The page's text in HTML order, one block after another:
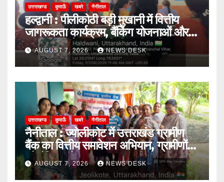
उत्तराखण्ड कुमाऊँ खबरे नैनीताल
हल्द्वानी : पीलीकोठी बड़ी मुखानी में वित्तीय
जागरूकता कार्यक्रम, बैंकिंग योजनाओं और
साइबर ठगी से बचाव की दी जानकारी
AUGUST 7, 2026 NEWS DESK
उत्तराखण्ड कुमाऊँ खबरे नैनीताल
नैनीताल : ज्योलीकोट में उत्तराखंड ग्रामीण
बैंक का वित्तीय समावेशन अभियान, ग्रामीणों
को बैंकिंग और साइबर सुरक्षा की दी जानकारी
AUGUST 7, 2026 NEWS DESK